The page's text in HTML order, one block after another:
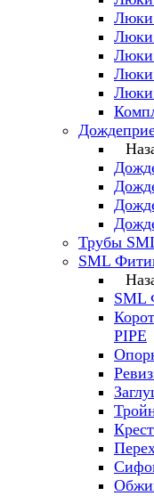
Люки
Люки
Люки
Люки
Люки
Трубы
SML
SML
PIPE